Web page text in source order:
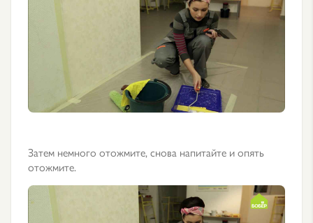
Затем немного отожмите, снова напитайте и опять
отожмите.